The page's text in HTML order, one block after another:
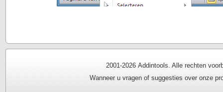
2001-2026 Addintools. Alle rechten
Wanneer u vragen of suggesties over onze